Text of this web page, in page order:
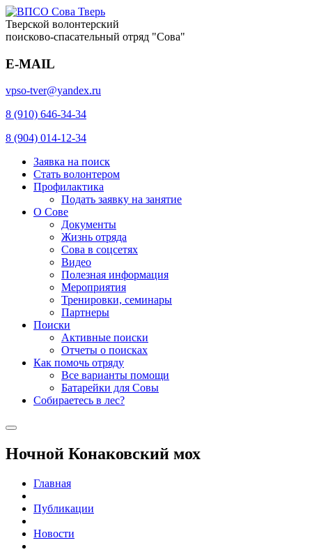
Тверской волонтерский
поисково-спасательный отряд "Сова"
E-MAIL
vpso-tver@yandex.ru
8 (910) 646-34-34
8 (904) 014-12-34
Заявка на поиск
Стать волонтером
Профилактика
Подать заявку на занятие
О Сове
Документы
Жизнь отряда
Сова в соцсетях
Видео
Полезная информация
Мероприятия
Тренировки, семинары
Партнеры
Поиски
Активные поиски
Отчеты о поисках
Как помочь отряду
Все варианты помощи
Батарейки для Совы
Собираетесь в лес?
Ночной Конаковский мох
Главная
Публикации
Новости